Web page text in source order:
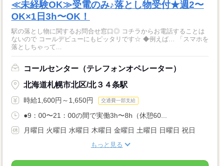
≪未経験OK≫受電のみ♪落とし物受付★週2〜
OK×1日3h〜OK！
駅の落とし物に関するお問合せ窓口◎ コチラからお電話することは
ないので コールデビューにもピッタリです☆ ◆例えば… 「スマホを
落としちゃって...
コールセンター（テレフォンオペレーター）
北海道札幌市北区/北３４条駅
時給1,600円～1,650円 交通費一部支給
●9：00〜21：00の間で実働3h〜8h（休憩60...
月曜日 火曜日 水曜日 木曜日 金曜日 土曜日 日曜日 祝日
もっと見る